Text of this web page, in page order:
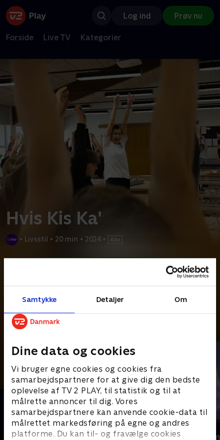
Samtykke Detaljer Om
Dine data og cookies
Vi bruger egne cookies og cookies fra
samarbejdspartnere for at give dig den bedste
oplevelse af TV 2 PLAY, til statistik og til at
målrette annoncer til dig. Vores
samarbejdspartnere kan anvende cookie-data til
målrettet markedsføring på egne og andres
platforme. Du kan til- og fravælge cookies
Log ind Prøv nu
Forside Live TV Kategorier
Hvis Kis Ka'
• Livsstil • 20 min • 2024 •
til noget ret særligt, for en gennemsnitlig dansker
Læs mere
*Kræver pakken Basis. Administrer dit abonnement på Mit TV 2.
Andre så også
Jul på slottet - Warwick Julelys for